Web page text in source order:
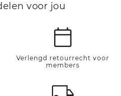
voor jou
Verlengd retourrecht voor
members